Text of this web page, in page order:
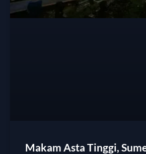
Makam Asta Tinggi,